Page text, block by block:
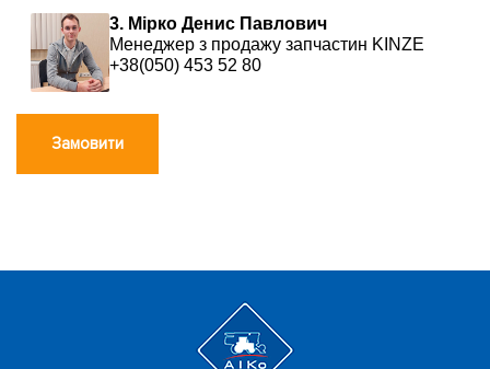
3. Мірко Денис Павлович
Менеджер з продажу запчастин KINZE
+38(050) 453 52 80
Замовити